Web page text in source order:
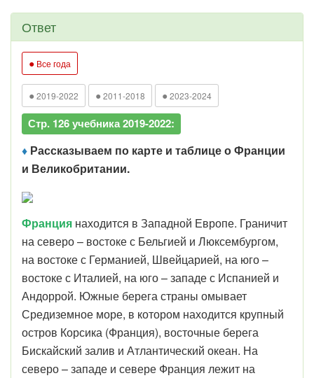
Ответ
● Все года
● 2019-2022 ● 2011-2018 ● 2023-2024
Стр. 126 учебника 2019-2022:
♦ Рассказываем по карте и таблице о Франции
и Великобритании.
Франция находится в Западной Европе. Граничит
на северо – востоке с Бельгией и Люксембургом,
на востоке с Германией, Швейцарией, на юго –
востоке с Италией, на юго – западе с Испанией и
Андоррой. Южные берега страны омывает
Средиземное море, в котором находится крупный
остров Корсика (Франция), восточные берега
Бискайский залив и Атлантический океан. На
северо – западе и севере Франция лежит на